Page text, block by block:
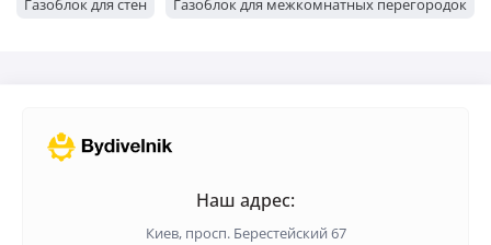
Газоблок для стен Газоблок для межкомнатных перегородок
Наш адрес:
Киев, просп. Берестейский 67